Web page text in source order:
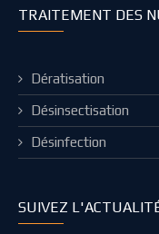
TRAITEMENT DES
Dératisation
Désinsectisation
Désinfection
SUIVEZ